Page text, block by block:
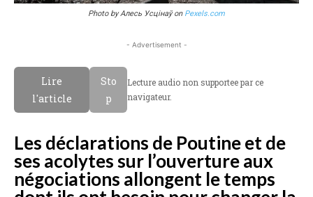
Photo by Алесь Усцінаў on Pexels.com
- Advertisement -
Lire
l'article
Sto
p
Lecture audio non supportee par ce
navigateur.
Les déclarations de Poutine et de
ses acolytes sur l’ouverture aux
négociations allongent le temps